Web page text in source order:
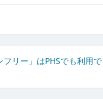
リー」はPHSでも利用で